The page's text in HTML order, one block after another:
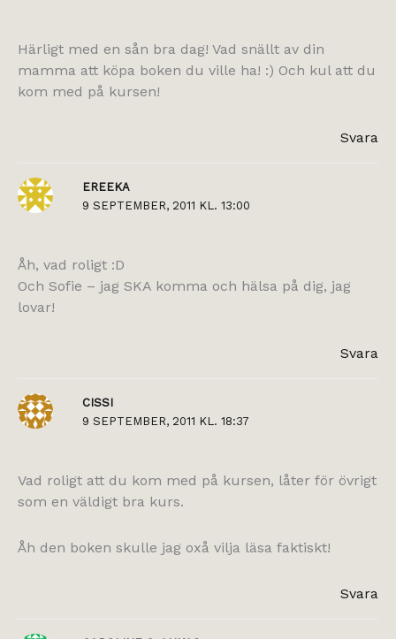
Härligt med en sån bra dag! Vad snällt av din
mamma att köpa boken du ville ha! :) Och kul att du
kom med på kursen!
Svara
EREEKA
9 SEPTEMBER, 2011 KL. 13:00
Åh, vad roligt :D
Och Sofie – jag SKA komma och hälsa på dig, jag
lovar!
Svara
CISSI
9 SEPTEMBER, 2011 KL. 18:37
Vad roligt att du kom med på kursen, låter för övrigt
som en väldigt bra kurs.
Åh den boken skulle jag oxå vilja läsa faktiskt!
Svara